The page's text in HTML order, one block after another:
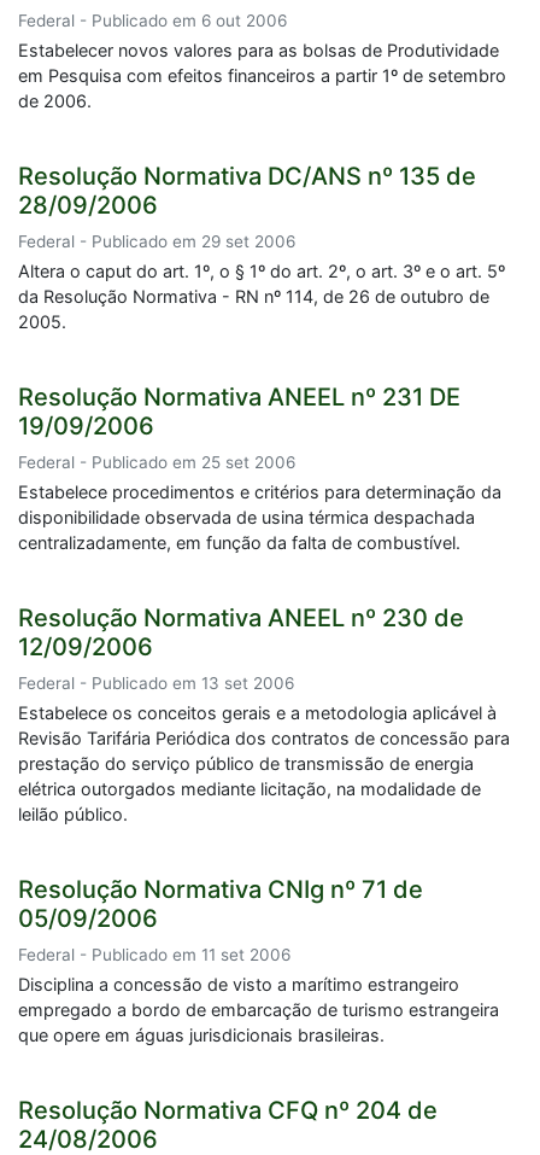
Federal - Publicado em 6 out 2006
Estabelecer novos valores para as bolsas de Produtividade
em Pesquisa com efeitos financeiros a partir 1º de setembro
de 2006.
Resolução Normativa DC/ANS nº 135 de
28/09/2006
Federal - Publicado em 29 set 2006
Altera o caput do art. 1º, o § 1º do art. 2º, o art. 3º e o art. 5º
da Resolução Normativa - RN nº 114, de 26 de outubro de
2005.
Resolução Normativa ANEEL nº 231 DE
19/09/2006
Federal - Publicado em 25 set 2006
Estabelece procedimentos e critérios para determinação da
disponibilidade observada de usina térmica despachada
centralizadamente, em função da falta de combustível.
Resolução Normativa ANEEL nº 230 de
12/09/2006
Federal - Publicado em 13 set 2006
Estabelece os conceitos gerais e a metodologia aplicável à
Revisão Tarifária Periódica dos contratos de concessão para
prestação do serviço público de transmissão de energia
elétrica outorgados mediante licitação, na modalidade de
leilão público.
Resolução Normativa CNIg nº 71 de
05/09/2006
Federal - Publicado em 11 set 2006
Disciplina a concessão de visto a marítimo estrangeiro
empregado a bordo de embarcação de turismo estrangeira
que opere em águas jurisdicionais brasileiras.
Resolução Normativa CFQ nº 204 de
24/08/2006